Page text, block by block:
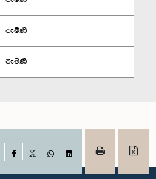
පැමිණි
පැමිණි
Facebook
WhatsAppLinkedIn